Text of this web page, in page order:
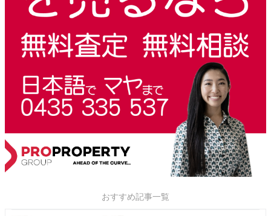
おすすめ記事一覧